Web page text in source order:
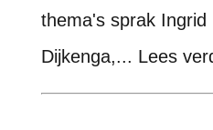
thema's sprak Ingrid
Dijkenga,... Lees